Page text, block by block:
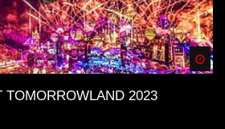
TOMORROWLAND 2023